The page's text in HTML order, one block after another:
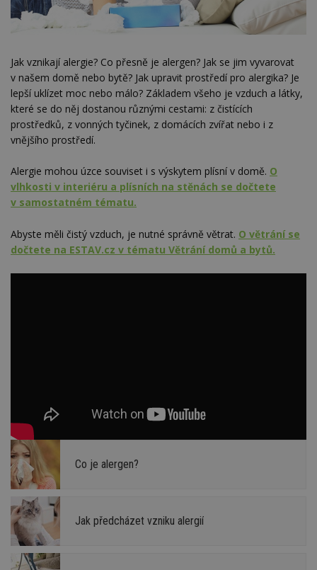
Jak vznikají alergie? Co přesně je alergen? Jak se jim vyvarovat
v našem domě nebo bytě? Jak upravit prostředí pro alergika? Je
lepší uklízet moc nebo málo? Základem všeho je vzduch a látky,
které se do něj dostanou různými cestami: z čistících
prostředků, z vonných tyčinek, z domácích zvířat nebo i z
vnějšího prostředí.
Alergie mohou úzce souviset i s výskytem plísní v domě. O
vlhkosti v interiéru a plísních na stěnách se dočtete
v samostatném tématu.
Abyste měli čistý vzduch, je nutné správně větrat. O větrání se
dočtete na ESTAV.cz v tématu Větrání domů a bytů.
Co je alergen?
Jak předcházet vzniku alergií